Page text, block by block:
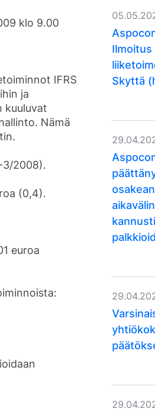
klo 9.00
IFRS
ja
kuuluvat
Nämä
3/2008).
(0,4).
euroa
Skyttä
aikavälin